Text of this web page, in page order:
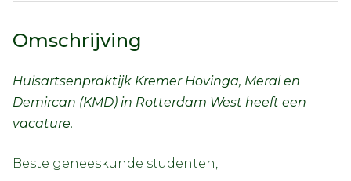
Omschrijving
Huisartsenpraktijk Kremer Hovinga, Meral en
Demircan (KMD) in Rotterdam West heeft een
vacature.
Beste geneeskunde studenten,